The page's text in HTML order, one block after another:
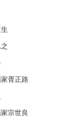
胥正路
宗世良